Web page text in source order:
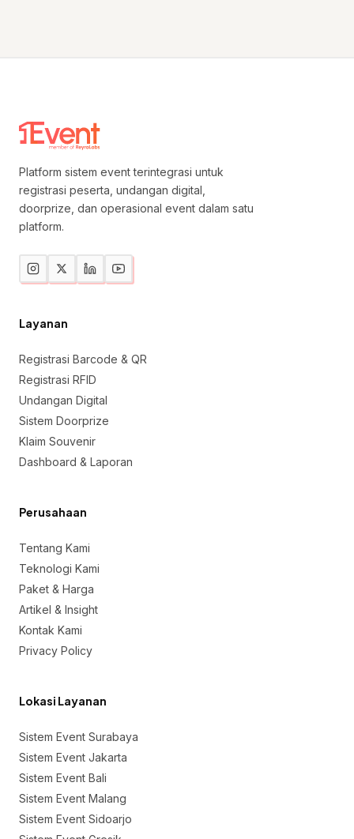
Platform sistem event terintegrasi untuk
registrasi peserta, undangan digital,
doorprize, dan operasional event dalam satu
platform.
Layanan
Registrasi Barcode & QR
Registrasi RFID
Undangan Digital
Sistem Doorprize
Klaim Souvenir
Dashboard & Laporan
Perusahaan
Tentang Kami
Teknologi Kami
Paket & Harga
Artikel & Insight
Kontak Kami
Privacy Policy
Lokasi Layanan
Sistem Event Surabaya
Sistem Event Jakarta
Sistem Event Bali
Sistem Event Malang
Sistem Event Sidoarjo